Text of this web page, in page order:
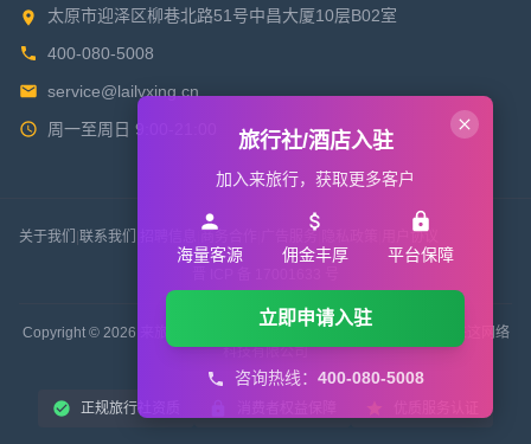
太原市迎泽区柳巷北路51号中昌大厦10层B02室
400-080-5008
service@lailvxing.cn
周一至周日 9:00-21:00
关于我们 联系我们 用户协议
Copyright © 2026 来旅行旅游网 All Rights Reserved. 版权所有 山西来这网络
科技有限公司
正规旅行社资质
旅行社/酒店入驻
加入来旅行，获取更多客户
海量客源 佣金丰厚 平台保障
立即申请入驻
咨询热线： 400-080-5008